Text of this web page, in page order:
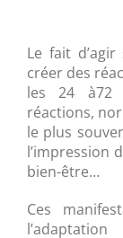
Le fait
créer des
les 24 à72
réactions,
le plus
l’impression
bien-être…
Ces